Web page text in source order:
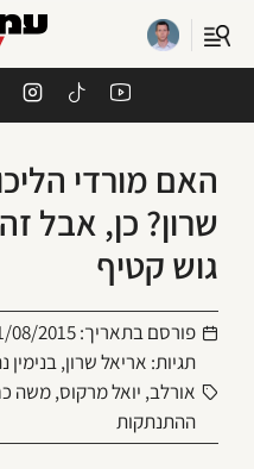
האם מורדי
שרון? כן, אבל
גוש קטיף
פורסם בתאריך:08/2015
תגיות: אריאל שרון,בנימין
אורלב, יואל מרקוס,משה
ההתנתקות